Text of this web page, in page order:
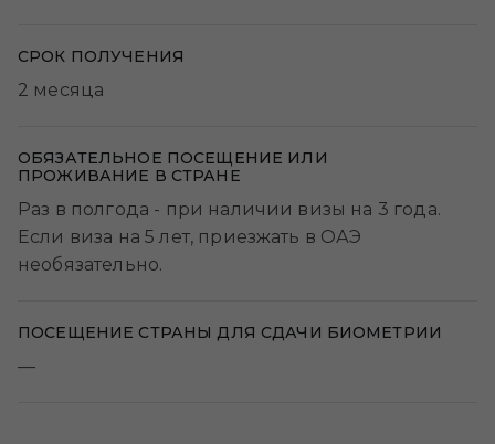
СРОК ПОЛУЧЕНИЯ
2 месяца
ОБЯЗАТЕЛЬНОЕ ПОСЕЩЕНИЕ ИЛИ
ПРОЖИВАНИЕ В СТРАНЕ
Раз в полгода - при наличии визы на 3 года.
Если виза на 5 лет, приезжать в ОАЭ
необязательно.
ПОСЕЩЕНИЕ СТРАНЫ ДЛЯ СДАЧИ БИОМЕТРИИ
—